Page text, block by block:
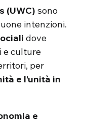
(UWC) sono
intenzioni.
dove
e culture
per
e l’unità in
e